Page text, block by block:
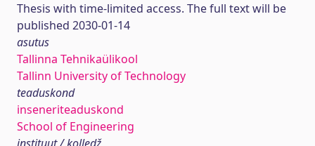
Thesis with time-limited access. The full text will be
published 2030-01-14
asutus
Tallinna Tehnikaülikool
Tallinn University of Technology
teaduskond
inseneriteaduskond
School of Engineering